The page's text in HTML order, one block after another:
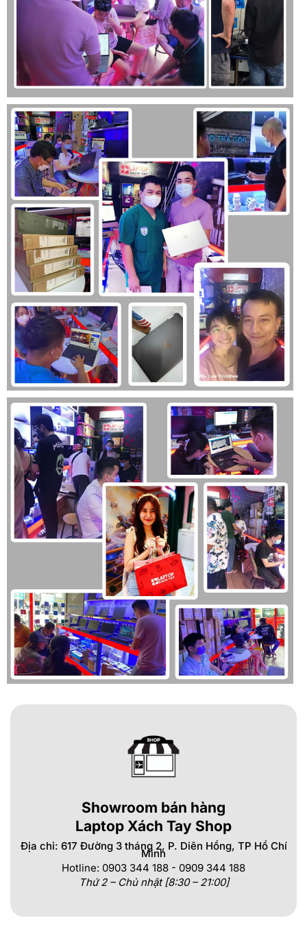
Showroom bán hàng
Laptop Xách Tay Shop
Địa chỉ: 617 Đường 3 tháng 2, P. Diên Hồng, TP Hồ Chí
Minh
Hotline: 0903 344 188 - 0909 344 188
Thứ 2 – Chủ nhật [8:30 – 21:00]